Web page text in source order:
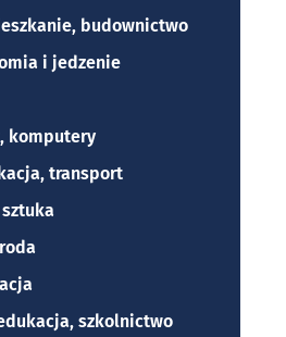
budownictwo
i jedzenie
komputery
transport
szkolnictwo